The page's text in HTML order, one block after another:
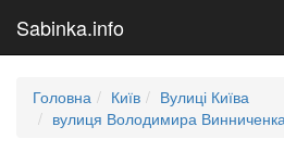
Sabinka.info
Головна Київ
Вулиці Київа
вулиця Володимира